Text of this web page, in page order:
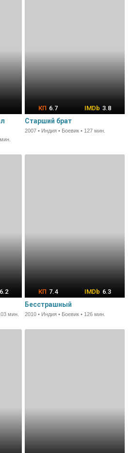
6.7 3.8
Старший брат
2007 • Индия • Боевик • 127 мин.
6.2
мин.
7.4 6.3
Бесстрашный
2010 • Индия • Боевик • 126 мин.